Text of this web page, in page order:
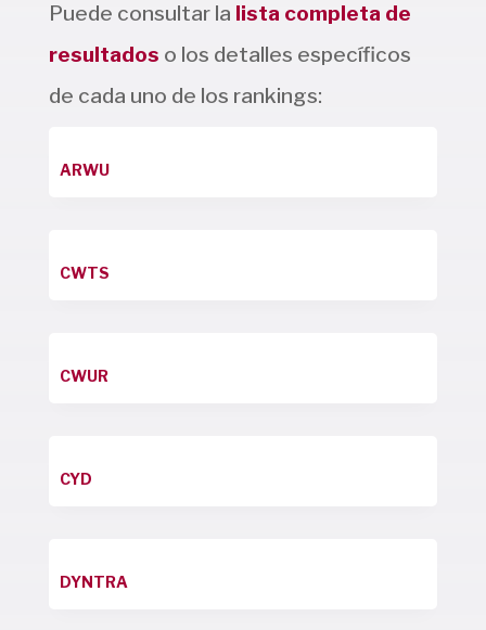
Puede consultar la lista completa de
resultados o los detalles específicos
de cada uno de los rankings:
ARWU
CWTS
CWUR
CYD
DYNTRA